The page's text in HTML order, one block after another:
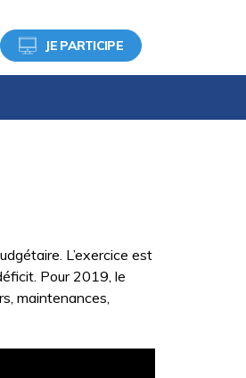
JE PARTICIPE
L’exercice est
Pour 2019, le
maintenances,